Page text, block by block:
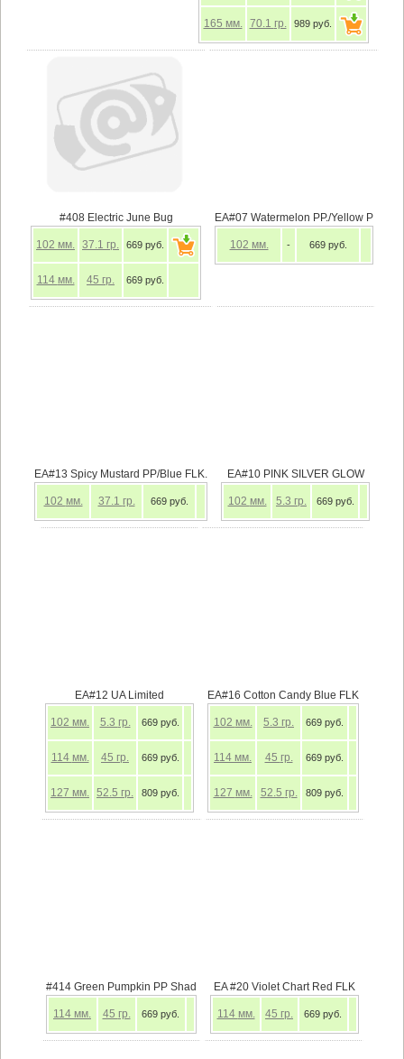
165 мм. 70.1 гр. 989 руб.
#408 Electric June Bug
102 мм. 37.1 гр. 669 руб.
114 мм. 45 гр. 669 руб.
EA#07 Watermelon PP./Yellow P
102 мм. - 669 руб.
EA#13 Spicy Mustard PP/Blue FLK.
102 мм. 37.1 гр. 669 руб.
EA#10 PINK SILVER GLOW
102 мм. 5.3 гр. 669 руб.
EA#12 UA Limited
102 мм. 5.3 гр. 669 руб.
114 мм. 45 гр. 669 руб.
127 мм. 52.5 гр. 809 руб.
EA#16 Cotton Candy Blue FLK
102 мм. 5.3 гр. 669 руб.
114 мм. 45 гр. 669 руб.
127 мм. 52.5 гр. 809 руб.
#414 Green Pumpkin PP Shad
114 мм. 45 гр. 669 руб.
EA #20 Violet Chart Red FLK
114 мм. 45 гр. 669 руб.